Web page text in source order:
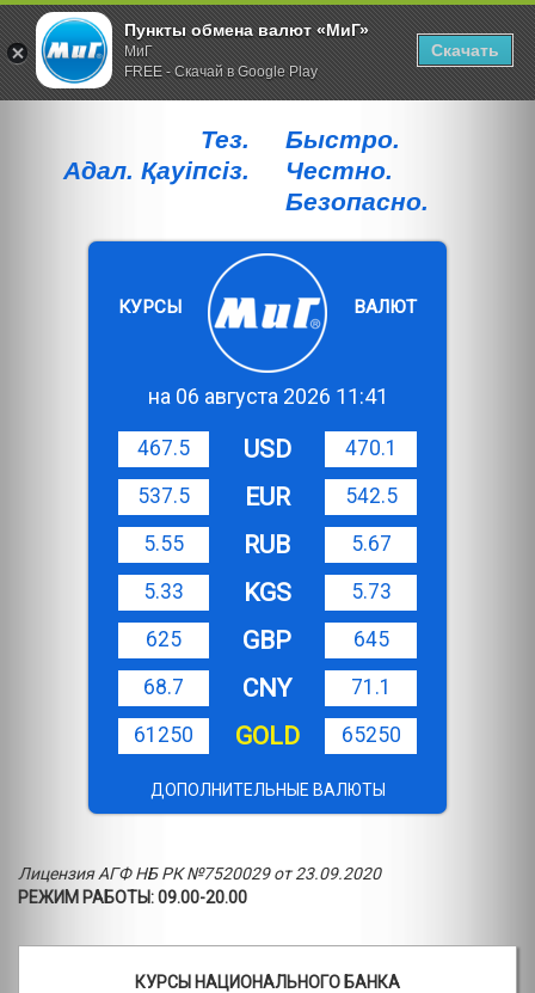
Тез.
Адал. Қауiпсiз.
Быстро.
Честно.
Безопасно.
КУРСЫ ВАЛЮТ
на 06 августа 2026 11:41
467.5 USD
470.1
537.5
EUR
542.5
5.55
RUB
5.67
5.33
KGS
5.73
625
GBP
645
68.7
CNY
71.1
61250
GOLD 65250
ДОПОЛНИТЕЛЬНЫЕ ВАЛЮТЫ
Лицензия АГФ НБ РК №7520029 от 23.09.2020
РЕЖИМ РАБОТЫ: 09.00-20.00
КУРСЫ НАЦИОНАЛЬНОГО БАНКА
Пункты обмена валют «МиГ»
МиГ
FREE - Скачай в Google Play
Скачать